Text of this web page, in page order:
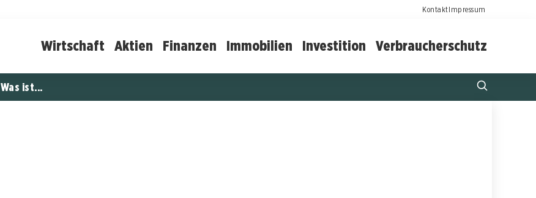
KontaktImpressum
Wirtschaft Aktien Finanzen Immobilien Investition Verbraucherschutz
Was ist...